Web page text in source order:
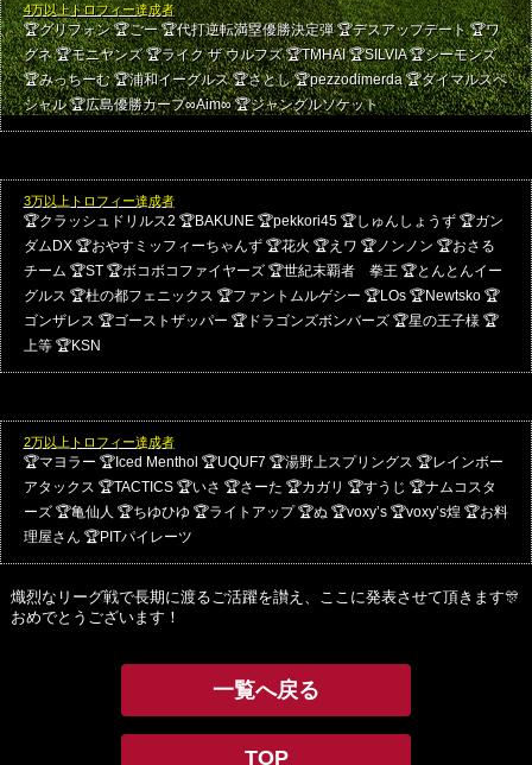
4万以上トロフィー達成者
🏆グリフォン🏆ごー🏆代打逆転満塁優勝決定弾🏆デスアップデート🏆ワ
グネ🏆モニヤンズ🏆ライク ザ ウルフズ🏆TMHAI🏆SILVIA🏆シーモンズ
🏆みっちーむ🏆浦和イーグルス🏆さとし🏆pezzodimerda🏆ダイマルスペ
シャル🏆広島優勝カープ∞Aim∞🏆ジャングルソケット
3万以上トロフィー達成者
🏆クラッシュドリルス2 🏆BAKUNE🏆pekkori45🏆しゅんしょうず🏆ガン
ダムDX🏆おやすミッフィーちゃんず🏆花火 🏆えワ 🏆ノンノン 🏆おさる
チーム 🏆ST🏆ボコボコファイヤーズ🏆世紀末覇者 拳王 🏆とんとんイー
グルス 🏆杜の都フェニックス 🏆ファントムルゲシー 🏆LOs🏆Newtsko🏆
ゴンザレス 🏆ゴーストザッパー 🏆ドラゴンズボンバーズ🏆星の王子様🏆
上等🏆KSN
2万以上トロフィー達成者
🏆マヨラー 🏆Iced Menthol 🏆UQUF7 🏆湯野上スプリングス 🏆レインボー
アタックス 🏆TACTICS🏆いさ 🏆さーた 🏆カガリ 🏆すうじ 🏆ナムコスタ
ーズ🏆亀仙人 🏆ちゆひゆ🏆ライトアップ🏆ぬ 🏆voxy’s🏆voxy’s煌🏆お料
理屋さん 🏆PITパイレーツ
熾烈なリーグ戦で長期に渡るご活躍を讃え、ここに発表させて頂きます🎊
おめでとうございます！
一覧へ戻る
TOP